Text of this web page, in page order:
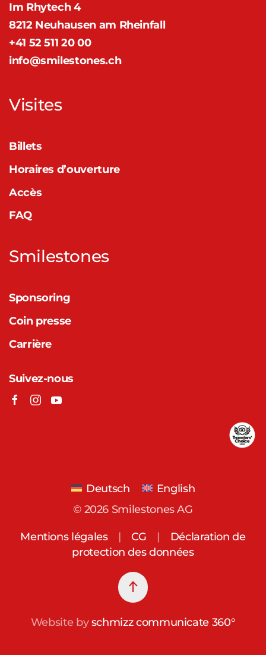
Im Rhytech 4
8212 Neuhausen am Rheinfall
+41 52 511 20 00
info@smilestones.ch
Visites
Billets
Horaires d’ouverture
Accès
FAQ
Smilestones
Sponsoring
Coin presse
Carrière
Suivez-nous
Deutsch
English
© 2026 Smilestones AG
Mentions légales|CG | Déclaration de
protection des données
Website byschmizz communicate 360°